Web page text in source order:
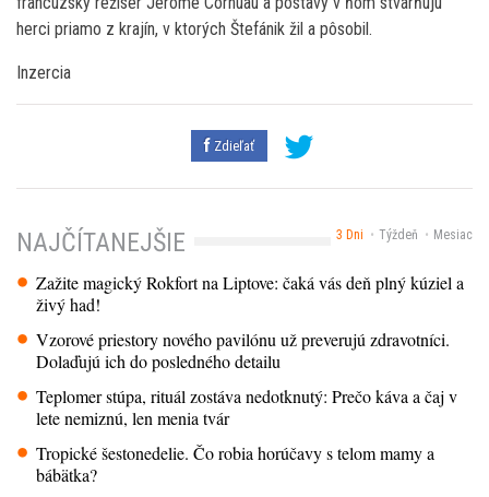
herci priamo z krajín, v ktorých Štefánik žil a pôsobil.
Inzercia
Zdieľať
3 Dni Týždeň Mesiac
NAJČÍTANEJŠIE
Zažite magický Rokfort na Liptove: čaká vás deň plný kúziel a
živý had!
Vzorové priestory nového pavilónu už preverujú zdravotníci.
Dolaďujú ich do posledného detailu
Teplomer stúpa, rituál zostáva nedotknutý: Prečo káva a čaj v
lete nemiznú, len menia tvár
Tropické šestonedelie. Čo robia horúčavy s telom mamy a
bábätka?